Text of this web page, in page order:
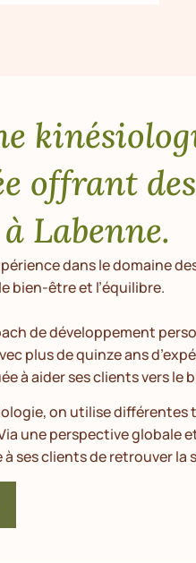
offrant
Labenne.
dans le domaine
bien-être et l’équilibre.
de développement
plus de quinze ans
à aider ses clients vers le
on utilise
une perspective globale
ses clients de retrouver la